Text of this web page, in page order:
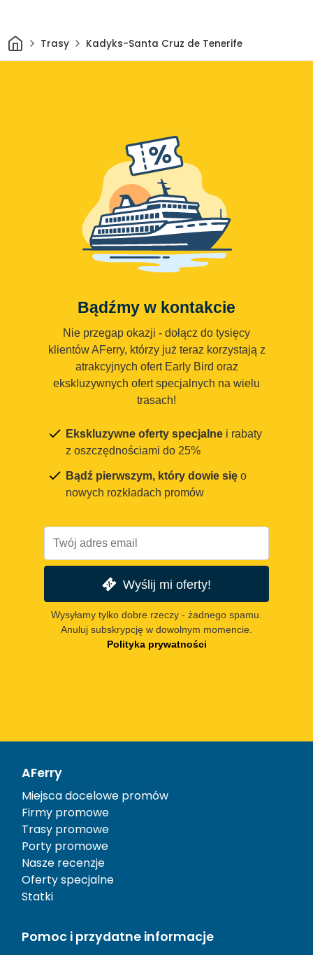
DomTrasy Kadyks-Santa Cruz de Tenerife
Bądźmy w kontakcie
Nie przegap okazji - dołącz do tysięcy
klientów AFerry, którzy już teraz korzystają z
atrakcyjnych ofert Early Bird oraz
ekskluzywnych ofert specjalnych na wielu
trasach!
Ekskluzywne oferty specjalne i rabaty
z oszczędnościami do 25%
Bądź pierwszym, który dowie się o
nowych rozkładach promów
Wyślij mi oferty!
Wysyłamy tylko dobre rzeczy - żadnego spamu.
Anuluj subskrypcję w dowolnym momencie.
Polityka prywatności
AFerry
Miejsca docelowe promów
Firmy promowe
Trasy promowe
Porty promowe
Nasze recenzje
Oferty specjalne
Statki
Pomoc i przydatne informacje